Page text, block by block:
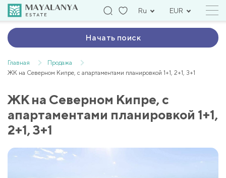
Ru EUR
Начать поиск
Главная
Продажа
ЖК на Северном Кипре, с апартаментами планировкой 1+1, 2+1, 3+1
ЖК на Северном Кипре, с
апартаментами планировкой 1+1,
2+1, 3+1